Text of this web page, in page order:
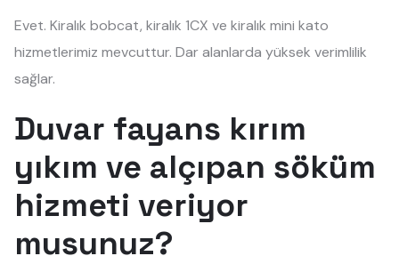
Evet. Kiralık bobcat, kiralık 1CX ve kiralık mini kato
hizmetlerimiz mevcuttur. Dar alanlarda yüksek verimlilik
sağlar.
Duvar fayans kırım
yıkım ve alçıpan söküm
hizmeti veriyor
musunuz?